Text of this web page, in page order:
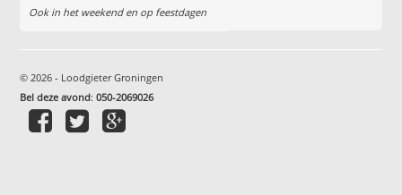
Ook in het weekend en op feestdagen
© 2026 - Loodgieter Groningen
Bel deze avond:050-2069026